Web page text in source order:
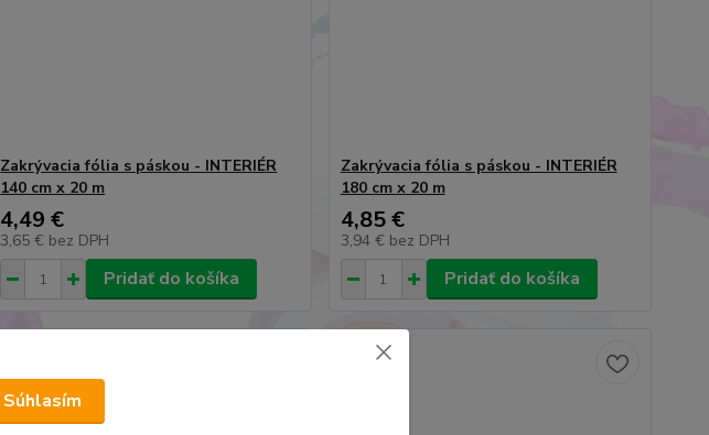
Zakrývacia fólia s páskou - INTERIÉR
140 cm x 20 m
4,49 €
3,65 € bez DPH
Pridať do košíka
Zakrývacia fólia s páskou - INTERIÉR
180 cm x 20 m
4,85 €
3,94 € bez DPH
Pridať do košíka
Súhlasím